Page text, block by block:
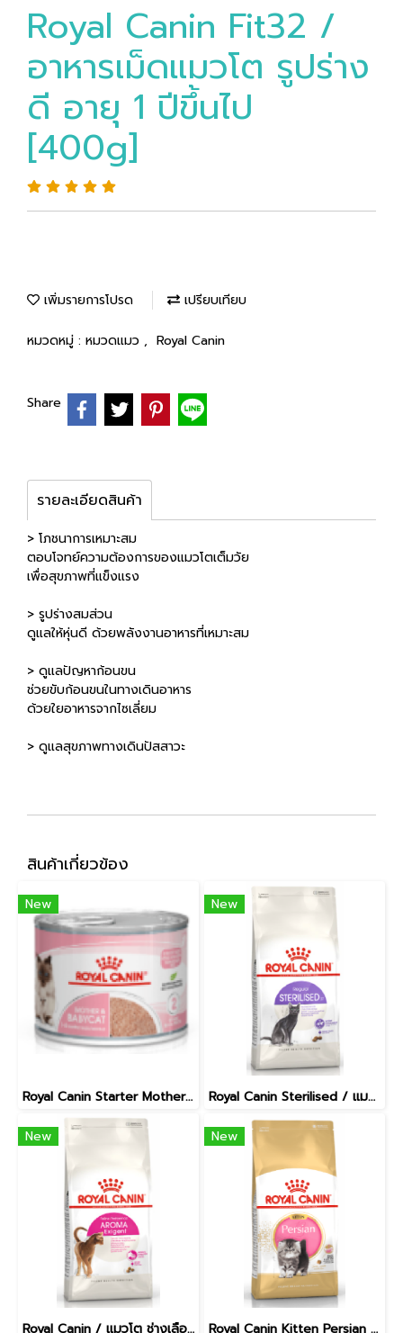
Royal Canin Fit32 /
อาหารเม็ดแมวโต รูปร่าง
ดี อายุ 1 ปีขึ้นไป
[400g]
เพิ่มรายการโปรด เปรียบเทียบ
หมวดหมู่ : หมวดแมว , Royal Canin
Share
รายละเอียดสินค้า
> โภชนาการเหมาะสม
ตอบโจทย์ความต้องการของแมวโตเต็มวัย
เพื่อสุขภาพที่แข็งแรง
> รูปร่างสมส่วน
ดูแลให้หุ่นดี ด้วยพลังงานอาหารที่เหมาะสม
> ดูแลปัญหาก้อนขน
ช่วยขับก้อนขนในทางเดินอาหาร
ด้วยใยอาหารจากไซเลี่ยม
> ดูแลสุขภาพทางเดินปัสสาวะ
สินค้าเกี่ยวข้อง
New
Royal Canin Starter Mother & Baby Cat Can Tray [195g ]
New
Royal Canin Sterilised / แมวทำหมัน อายุ 1 ปีขึ้นไป [400g]
New
Royal Canin / แมวโต ช่างเลือกอาหาร โปรตีนสูง อายุ 1 ปีขึ้นไป [400g]
New
Royal Canin Kitten Persian / ลูกแมว พันธุ์เปอร์เซียน อายุ 4-12 เดือน [400g]